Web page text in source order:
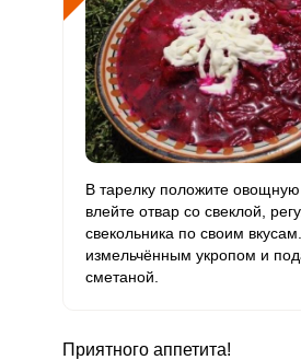
В тарелку положите овощную
влейте отвар со свеклой,
свекольника по своим
измельчённым укропом и
сметаной.
Приятного аппетита!